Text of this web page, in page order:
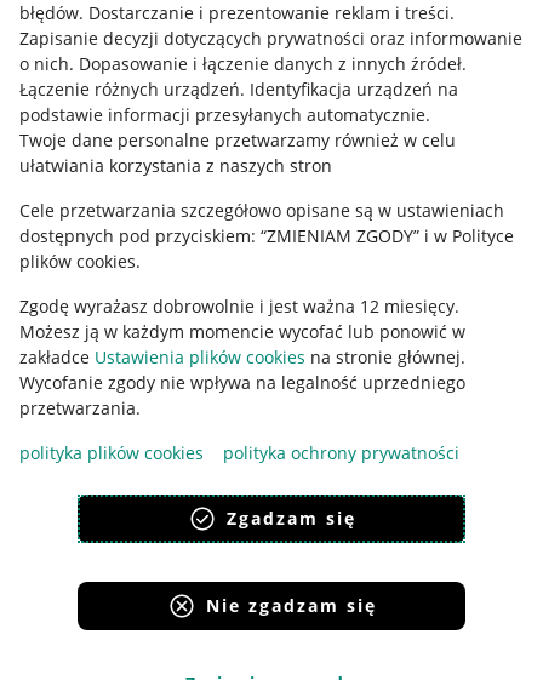
błędów. Dostarczanie i prezentowanie reklam i treści.
Zapisanie decyzji dotyczących prywatności oraz informowanie
o nich. Dopasowanie i łączenie danych z innych źródeł.
Łączenie różnych urządzeń. Identyfikacja urządzeń na
podstawie informacji przesyłanych automatycznie.
Twoje dane personalne przetwarzamy również w celu
ułatwiania korzystania z naszych stron
Cele przetwarzania szczegółowo opisane są w ustawieniach
dostępnych pod przyciskiem: “ZMIENIAM ZGODY” i w Polityce
plików cookies.
Zgodę wyrażasz dobrowolnie i jest ważna 12 miesięcy.
Możesz ją w każdym momencie wycofać lub ponowić w
zakładce Ustawienia plików cookies na stronie głównej.
Wycofanie zgody nie wpływa na legalność uprzedniego
przetwarzania.
polityka plików cookies
polityka ochrony prywatności
Zgadzam się
Nie zgadzam się
Informacje prawne
Regulamin
Polityka plików "cookies"
Ustawienia plików "cookies"
Udostępnianie lokalizacji
Informacje dla Aktu o Usługach Cyfrowych
Pobierz aplikację
Korzystanie z serwisu oznacza akceptacjęregulaminu